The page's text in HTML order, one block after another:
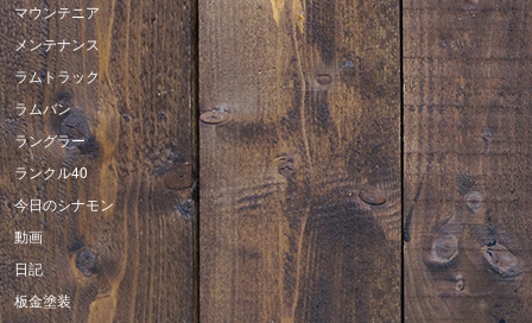
マウンテニア
メンテナンス
ラムトラック
ラムバン
ラングラー
ランクル40
今日のシナモン
動画
日記
板金塗装